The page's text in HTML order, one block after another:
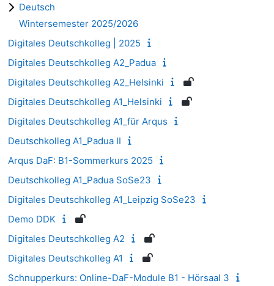
Deutsch
Wintersemester 2025/2026
Digitales Deutschkolleg | 2025
Digitales Deutschkolleg A2_Padua
Digitales Deutschkolleg A2_Helsinki
Digitales Deutschkolleg A1_Helsinki
Digitales Deutschkolleg A1_für Arqus
Deutschkolleg A1_Padua II
Arqus DaF: B1-Sommerkurs 2025
Deutschkolleg A1_Padua SoSe23
Digitales Deutschkolleg A1_Leipzig SoSe23
Demo DDK
Digitales Deutschkolleg A2
Digitales Deutschkolleg A1
Schnupperkurs: Online-DaF-Module B1 - Hörsaal 3